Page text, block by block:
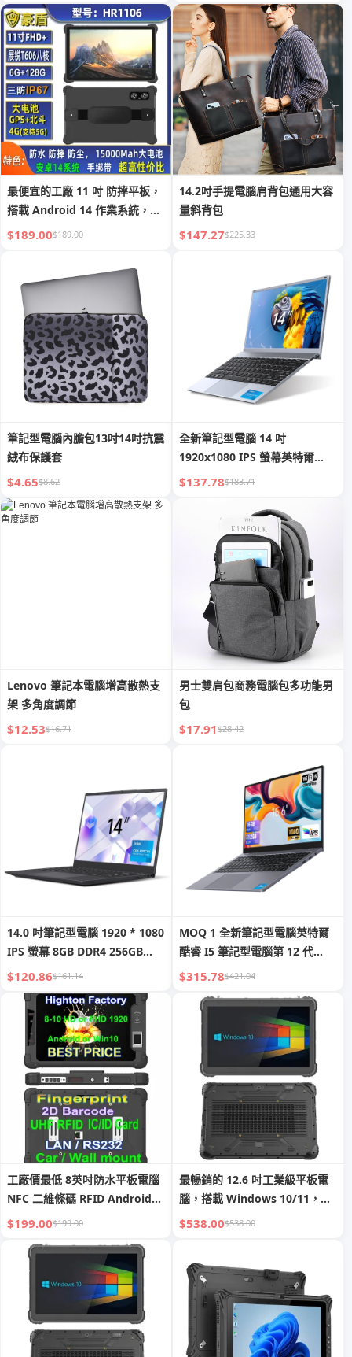
最便宜的工廠 11 吋 防摔平板，
搭載 Android 14 作業系統，
6GB RAM + 128GB 內置儲存，
$189.00$189.00
14.2吋手提電腦肩背包通用大容
量斜背包
$147.27$225.33
筆記型電腦內膽包13吋14吋抗震
絨布保護套
$4.65$8.62
全新筆記型電腦 14 吋
1920x1080 IPS 螢幕英特爾
CPU 8GB 256GB 最便宜的
$137.78$183.71
Lenovo 筆記本電腦增高散熱支
架 多角度調節
$12.53$16.71
男士雙肩包商務電腦包多功能男
包
$17.91$28.42
14.0 吋筆記型電腦 1920 * 1080
IPS 螢幕 8GB DDR4 256GB
SATA 英特爾 N4000 筆記型 I3
全新筆記型電腦
$120.86$161.14
MOQ 1 全新筆記型電腦英特爾
酷睿 I5 筆記型電腦第 12 代
16GB 512GB 15.6 吋
$315.78$421.04
工廠價最低 8英吋防水平板電腦
NFC 二維條碼 RFID Android
堅固耐用平板電腦 4G LTE 堅固
電腦
$199.00$199.00
最暢銷的 12.6 吋工業級平板電
腦，搭載 Windows 10/11，配
備 i5/i7、4G/5G，具 NFC、2D
$538.00$538.00